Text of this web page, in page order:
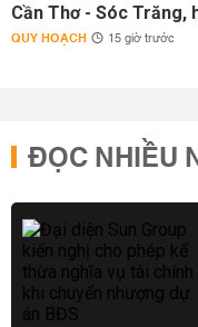
Cần Thơ - Sóc Trăng,
QUY HOẠCH 15 giờ trước
ĐỌC NHIỀU